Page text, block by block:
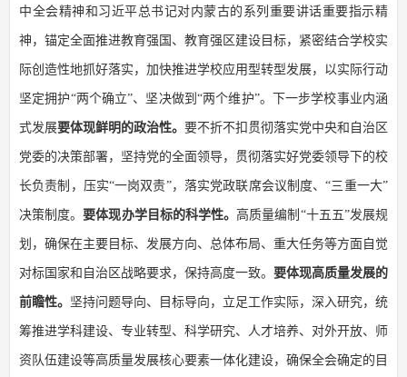
中全会精神和习近平总书记对内蒙古的系列重要讲话重要指示精
神，锚定全面推进教育强国、教育强区建设目标，紧密结合学校实
际创造性地抓好落实，加快推进学校应用型转型发展，以实际行动
坚定拥护“两个确立”、坚决做到“两个维护”。下一步学校事业内涵
式发展要体现鲜明的政治性。 要不折不扣贯彻落实党中央和自治区
党委的决策部署，坚持党的全面领导，贯彻落实好党委领导下的校
长负责制，压实“一岗双责”，落实党政联席会议制度、“三重一大”
决策制度。要体现办学目标的科学性。高质量编制“十五五”发展规
划，确保在主要目标、发展方向、总体布局、重大任务等方面自觉
对标国家和自治区战略要求，保持高度一致。 要体现高质量发展的
前瞻性。 坚持问题导向、目标导向，立足工作实际，深入研究，统
筹推进学科建设、专业转型、科学研究、人才培养、对外开放、师
资队伍建设等高质量发展核心要素一体化建设，确保全会确定的目